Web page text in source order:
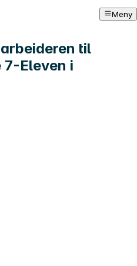
Meny
til
Eleven i